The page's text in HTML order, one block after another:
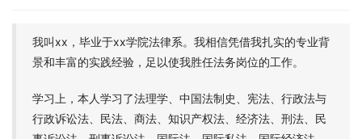
我叫xx，毕业于xx学院法律系。我相信凭借我扎实的专业背
景和丰富的实践经验，足以使我胜任法务岗位的工作。
学习上，本人学习了法理学、中国法制史、宪法、行政法与
行政诉讼法、民法、商法、知识产权法、经济法、刑法、民